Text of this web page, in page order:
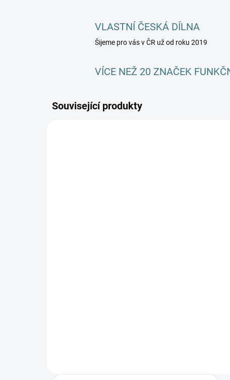
VLASTNÍ ČESKÁ DÍLNA
Šijeme pro vás v ČR už od roku 2019
VÍCE NEŽ 20 ZNAČEK
Související produkty